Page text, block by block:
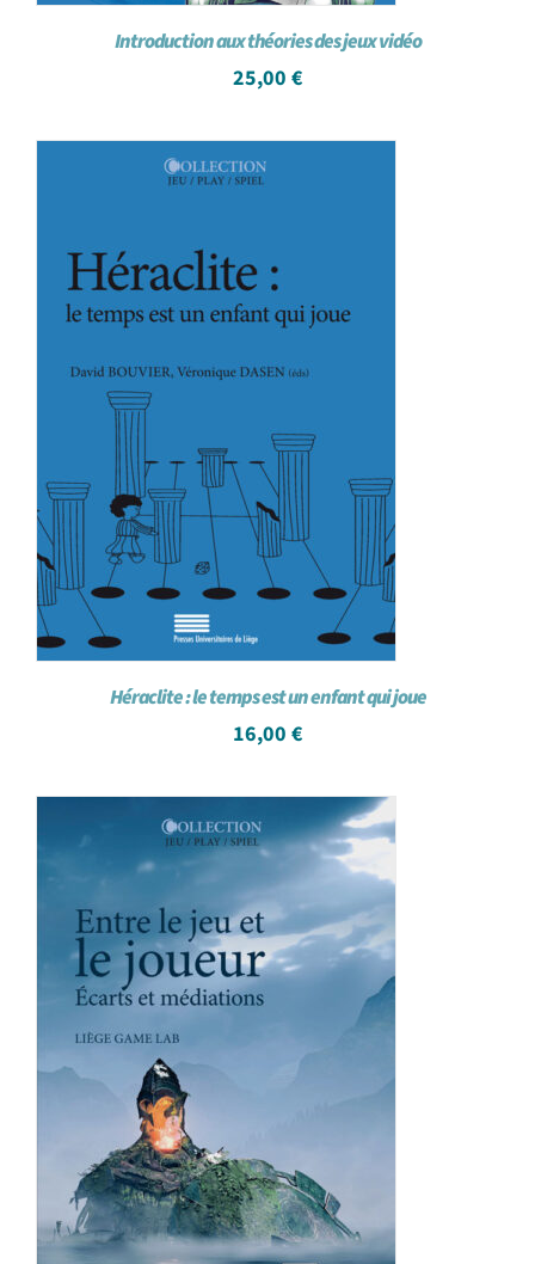
Introduction aux théories des jeux vidéo
25,00 €
Héraclite : le temps est un enfant qui joue
16,00 €